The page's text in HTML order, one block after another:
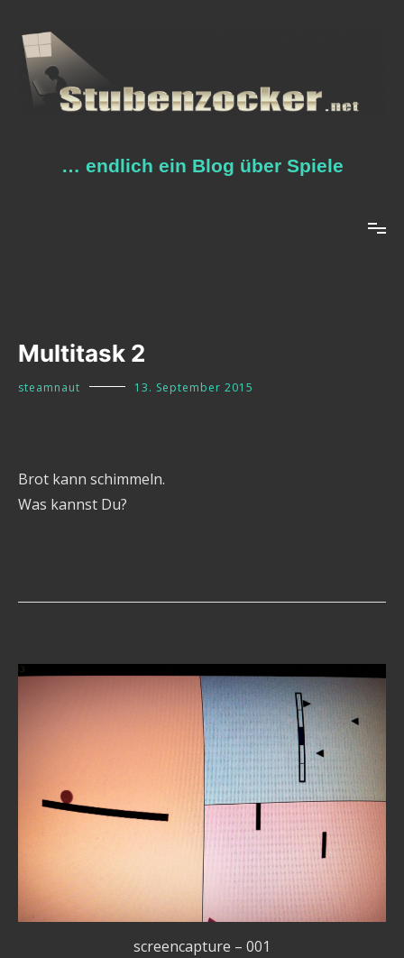
Inhalt
springen
… endlich ein Blog über Spiele
Multitask 2
steamnaut 13. September 2015
Brot kann schimmeln.
Was kannst Du?
screencapture – 001